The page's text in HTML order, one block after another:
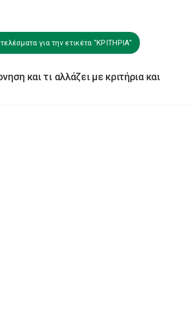
για την ετικέτα "ΚΡΙΤΗΡΙΑ"
και τι αλλάζει με κριτήρια και